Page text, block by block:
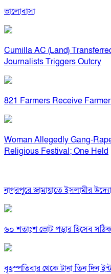
ভালোবাসা
Cumilla AC (Land)
Journalists Triggers Outcry
821 Farmers Receive
Woman Allegedly Gang-
Religious Festival; One Held
নাগরপুরে জামায়াতে ইসলামীর
৬০ শতাংশ ভোট পড়ার হিসেব
বৃহস্পতিবার থেকে টানা তিন দিন